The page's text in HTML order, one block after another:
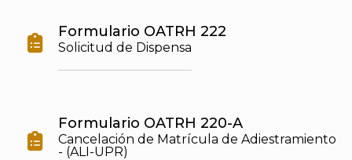

Formulario OATRH 222
Solicitud de Dispensa

Formulario OATRH 220-A
Cancelación de Matrícula de Adiestramiento
- (ALI-UPR)